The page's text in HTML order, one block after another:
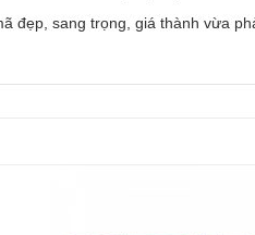
đẹp, sang trọng, giá thành vừa